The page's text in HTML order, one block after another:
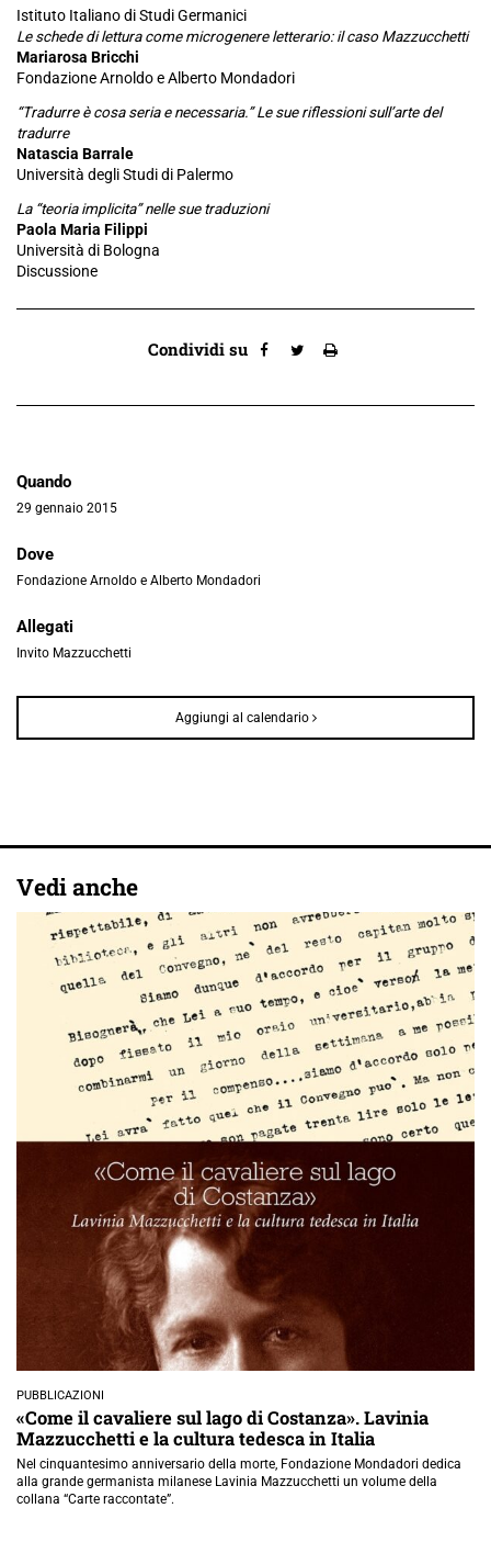
Quando
29 gennaio 2015
Dove
Fondazione Arnoldo e Alberto Mondadori
Allegati
Invito Mazzucchetti
Aggiungi al calendario
Condividi su
Istituto Italiano di Studi Germanici
Le schede di lettura come microgenere letterario: il caso Mazzucchetti
Mariarosa Bricchi
Fondazione Arnoldo e Alberto Mondadori
“Tradurre è cosa seria e necessaria.” Le sue riflessioni sull’arte del
tradurre
Natascia Barrale
Università degli Studi di Palermo
La “teoria implicita” nelle sue traduzioni
Paola Maria Filippi
Università di Bologna
Discussione
Vedi anche
PUBBLICAZIONI
«Come il cavaliere sul lago di Costanza». Lavinia
Mazzucchetti e la cultura tedesca in Italia
Nel cinquantesimo anniversario della morte, Fondazione Mondadori dedica
alla grande germanista milanese Lavinia Mazzucchetti un volume della
collana “Carte raccontate”.